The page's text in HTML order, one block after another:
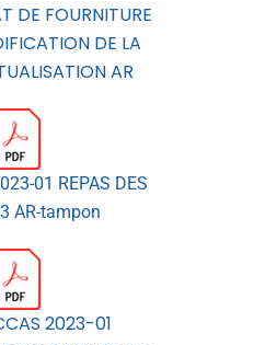
DE FOURNITURE
DE LA
AR
01 REPAS DES
AR-tampon
2023-01